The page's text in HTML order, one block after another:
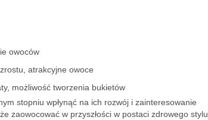
owoców
atrakcyjne owoce
możliwość tworzenia bukietów
stopniu wpłynąć na ich rozwój i zainteresowanie
zaowocować w przyszłości w postaci zdrowego stylu